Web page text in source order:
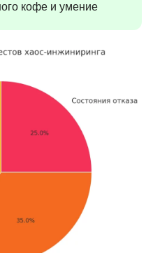
кофе и умение